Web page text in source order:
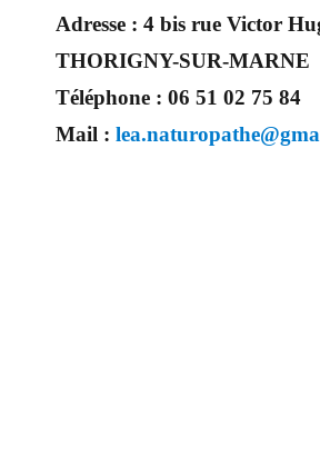
Adresse : 4 bis rue Victor
THORIGNY-SUR-MARNE
Téléphone : 06 51 02 75 84
Mail :